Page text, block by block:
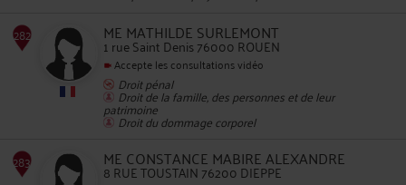
ME MATHILDE SURLEMONT
1 rue Saint Denis 76000 ROUEN
Accepte les consultations vidéo
Droit pénal
Droit de la famille, des personnes et de leur
patrimoine
Droit du dommage corporel
ME CONSTANCE MABIRE ALEXANDRE
8 RUE TOUSTAIN 76200 DIEPPE